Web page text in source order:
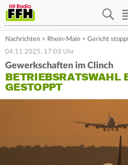
Nachrichten > Rhein-Main > Gericht
04.11.2025, 17:03 Uhr
Gewerkschaften im Clinch
BETRIEBSRATSWAHL
GESTOPPT